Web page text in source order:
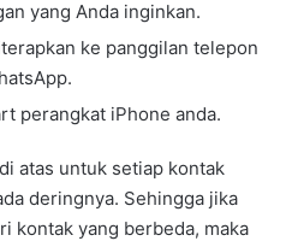
yang Anda inginkan.
ke panggilan telepon
perangkat iPhone anda.
atas untuk setiap kontak
deringnya. Sehingga jika
kontak yang berbeda, maka